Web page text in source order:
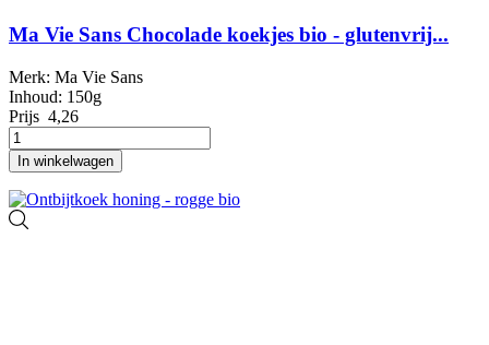
Ma Vie Sans Chocolade koekjes bio - glutenvrij...
Merk: Ma Vie Sans
Inhoud: 150g
Prijs 4,26
In winkelwagen